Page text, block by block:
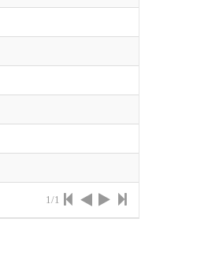
1/1